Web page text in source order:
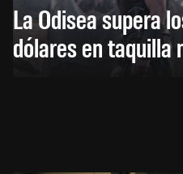
La Odisea supera
dólares en taquilla